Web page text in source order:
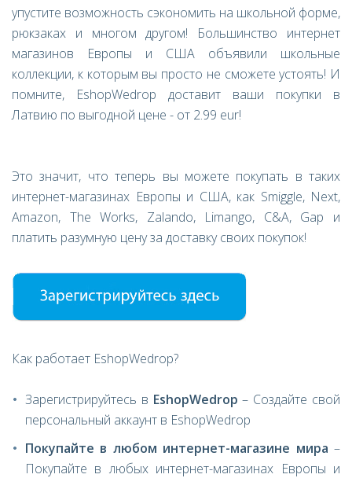
упустите возможность сэкономить на школьной форме,
рюкзаках и многом другом! Большинство интернет
магазинов Европы и США объявили школьные
коллекции, к которым вы просто не сможете устоять! И
помните, EshopWedrop доставит ваши покупки в
Латвию по выгодной цене - от 2.99 eur!
Это значит, что теперь вы можете покупать в таких
интернет-магазинах Европы и США, как Smiggle, Next,
Amazon, The Works, Zalando, Limango, C&A, Gap и
платить разумную цену за доставку своих покупок!
Как работает EshopWedrop?
Зарегистрируйтесь в EshopWedrop – Создайте свой
персональный аккаунт в EshopWedrop
Покупайте в любом интернет-магазине мира –
Покупайте в любых интернет-магазинах Европы и